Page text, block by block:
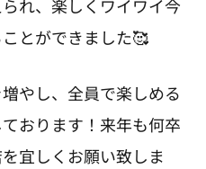
れ、楽しくワイワイ今
とができました🥰
やし、全員で楽しめる
おります！来年も何卒
宜しくお願い致しま